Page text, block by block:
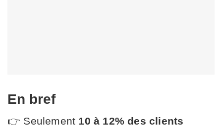
En bref
👉 Seulement 10 à 12% des clients